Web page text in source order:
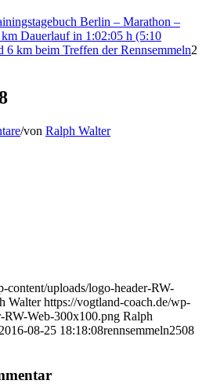
Berlin – Marathon –
Dauerlauf in 1:02:05 h (5:10
km beim Treffen der Rennsemmeln2
/von Ralph Walter
content/uploads/logo-header-RW-
Walter https://vogtland-coach.de/wp-
RW-Web-300x100.png Ralph
2016-08-25 18:18:08rennsemmeln2508